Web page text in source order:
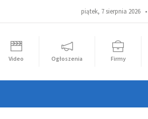
piątek, 7 sierpnia 2026 •
Video Ogłoszenia Firmy